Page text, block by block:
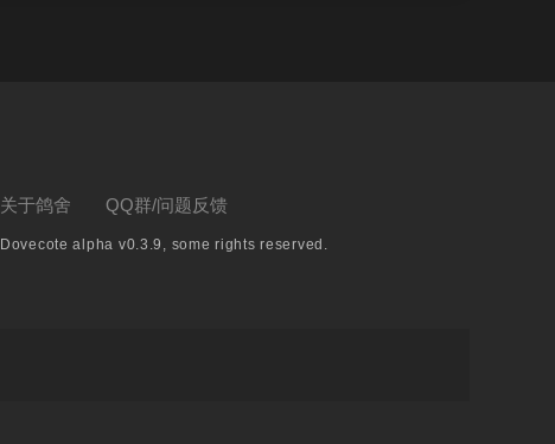
关于鸽舍 QQ群/问题反馈
Dovecote alpha v0.3.9, some rights reserved.